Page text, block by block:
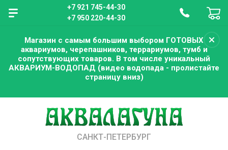
Магазин с самым большим выбором ГОТОВЫХ
аквариумов, черепашников, террариумов, тумб и
сопутствующих товаров. В том числе уникальный
АКВАРИУМ-ВОДОПАД (видео водопада - пролистайте
страницу вниз)
+7 921 745-44-30
+7 950 220-44-30
САНКТ-ПЕТЕРБУРГ